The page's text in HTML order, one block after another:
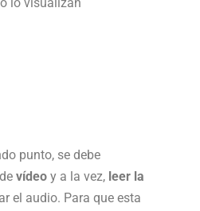
lo visualizan
punto, se debe
vídeo y a la vez, leer la
el audio. Para que esta